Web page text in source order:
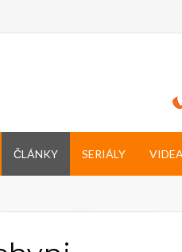
ČLÁNKY SERIÁLY VIDEA